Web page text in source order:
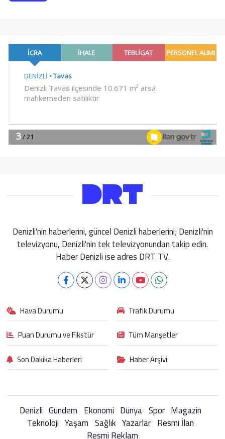
Denizli'nin haberlerini, güncel Denizli haberlerini; Denizli'nin
televizyonu, Denizli'nin tek televizyonundan takip edin.
Haber Denizli ise adres DRT TV.
Hava Durumu
Trafik Durumu
Puan Durumu ve Fikstür
Tüm Manşetler
Son Dakika Haberleri
Haber Arşivi
Denizli Gündem Ekonomi Dünya Spor Magazin
Teknoloji Yaşam Sağlık Yazarlar Resmi İlan
Resmi Reklam